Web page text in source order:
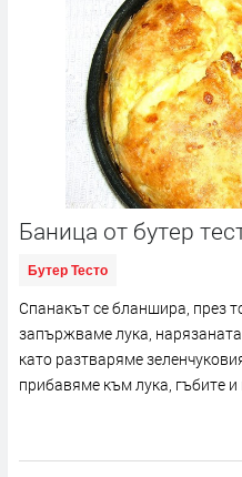
Баница от бутер
Бутер Тесто
Спанакът се бланшира, през
запържваме лука,
като разтваряме
прибавяме към лука, гъбите